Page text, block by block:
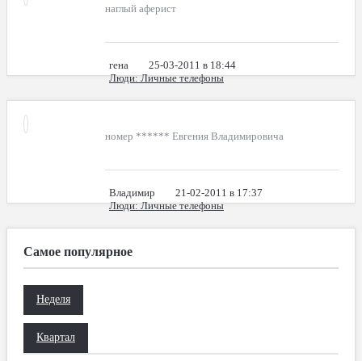
наглый аферист
гена
25-03-2011 в 18:44
Люди: Личные телефоны
номер ****** Евгения Владимировича
Владимир
21-02-2011 в 17:37
Люди: Личные телефоны
Самое популярное
Неделя
Квартал